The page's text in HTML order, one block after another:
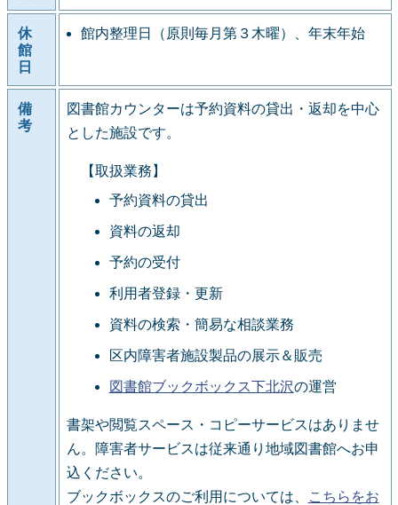
休
館
日
館内整理日（原則毎月第３木曜）、年末年始
備
考
図書館カウンターは予約資料の貸出・返却を中心
とした施設です。
【取扱業務】
予約資料の貸出
資料の返却
予約の受付
利用者登録・更新
資料の検索・簡易な相談業務
区内障害者施設製品の展示＆販売
図書館ブックボックス下北沢の運営
書架や閲覧スペース・コピーサービスはありませ
ん。障害者サービスは従来通り地域図書館へお申
込ください。
ブックボックスのご利用については、
こちらをお